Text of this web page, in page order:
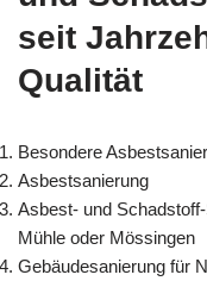
seit
Qualität
Besondere
Asbestsanierung
Asbest- und
Mühle oder Mössingen
Gebäudesanierung für